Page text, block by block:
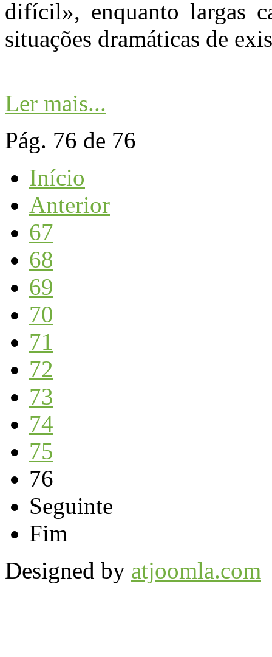
difícil», enquanto largas
situações dramáticas de
Ler mais...
Pág. 76 de 76
Início
Anterior
67
68
69
70
71
72
73
74
75
76
Seguinte
Fim
Designed by atjoomla.com